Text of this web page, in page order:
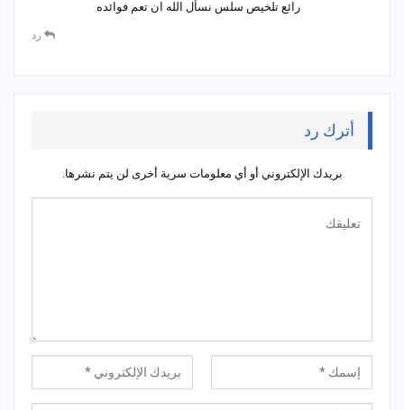
رائع تلخيص سلس نسأل الله ان تعم فوائده
رد
أترك رد
بريدك الإلكتروني أو أي معلومات سرية أخرى لن يتم نشرها.